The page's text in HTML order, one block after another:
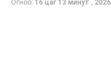
Огноо: 16 цаг 13 минут ,